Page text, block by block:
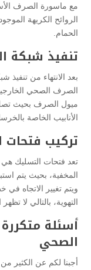
مع ماسورة الصرف
الروائح الكريهة
الحمام.
تنفيذ شبكة
بعد الانتهاء من
ميول الصرف بحيث
الأنابيب الخاصة
تركيب فتحات
تعد فتحات التسليك هي
المخفية، بحيث يتم
ويتم تغيير الاتجاه
التهوية، بالتالي لا
أسئلة
الصحي
أجبنا لكم عن الكثير